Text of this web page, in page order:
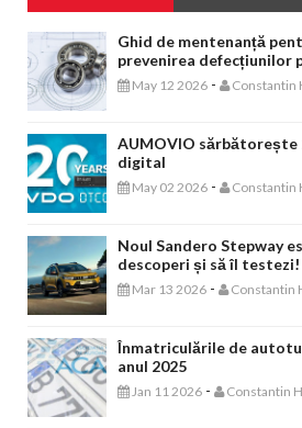
Ghid de mentenanță
prevenirea defecțiunilor
May 12 2026 - Constantin
AUMOVIO sărbătorește
digital
May 02 2026 - Constantin
Noul Sandero Stepway
descoperi și să îl testezi!
Mar 13 2026 - Constantin
Înmatriculările de
anul 2025
Jan 11 2026 - Constantin